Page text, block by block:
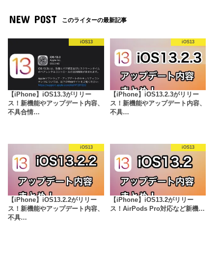
NEW POST このライターの最新記事
iOS13
【iPhone】iOS13.3がリリー
ス！新機能やアップデート内容、
不具合情…
iOS13
【iPhone】iOS13.2.3がリリー
ス！新機能やアップデート内容、
不具…
iOS13
【iPhone】iOS13.2.2がリリー
ス！新機能やアップデート内容、
不具…
iOS13
【iPhone】iOS13.2がリリー
ス！AirPods Pro対応など新機…